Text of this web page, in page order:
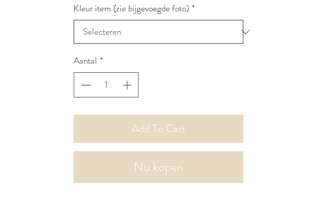
Kleur item (zie bijgevoegde foto) *
Aantal *
Add To Cart
Nu kopen